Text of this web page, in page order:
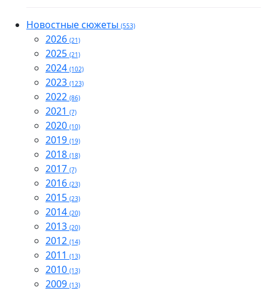
Новостные сюжеты (553)
2026 (21)
2025 (21)
2024 (102)
2023 (123)
2022 (86)
2021 (7)
2020 (10)
2019 (19)
2018 (18)
2017 (7)
2016 (23)
2015 (23)
2014 (20)
2013 (20)
2012 (14)
2011 (13)
2010 (13)
2009 (13)